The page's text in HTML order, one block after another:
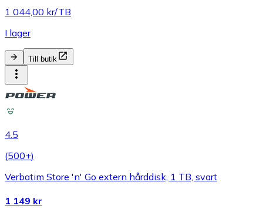
1 044,00 kr/TB
I lager
Till butik
4.5
(500+)
Verbatim Store 'n' Go extern hårddisk, 1 TB, svart
1 149 kr